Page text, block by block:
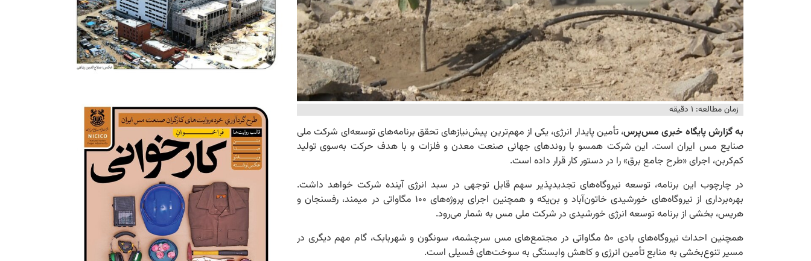
زمان مطالعه: ۱ دقیقه
به گزارش پایگاه خبری مس‌پرس، تأمین پایدار انرژی، یکی از مهم‌ترین پیش‌نیازهای تحقق برنامه‌های توسعه‌ای شرکت ملی
صنایع مس ایران است. این شرکت همسو با روندهای جهانی صنعت معدن و فلزات و با هدف حرکت به‌سوی تولید
کم‌کربن، اجرای «طرح جامع برق» را در دستور کار قرار داده است.
در چارچوب این برنامه، توسعه نیروگاه‌های تجدیدپذیر سهم قابل توجهی در سبد انرژی آینده شرکت خواهد داشت.
بهره‌برداری از نیروگاه‌های خورشیدی خاتون‌آباد و بن‌یکه و همچنین اجرای پروژه‌های ۱۰۰ مگاواتی در میمند، رفسنجان و
هریس، بخشی از برنامه توسعه انرژی خورشیدی در شرکت ملی مس به شمار می‌رود.
همچنین احداث نیروگاه‌های بادی ۵۰ مگاواتی در مجتمع‌های مس سرچشمه، سونگون و شهربابک، گام مهم دیگری در
مسیر تنوع‌بخشی به منابع تأمین انرژی و کاهش وابستگی به سوخت‌های فسیلی است.